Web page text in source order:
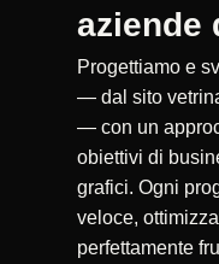
aziende
Progettiamo e
— dal sito
— con un
obiettivi di
grafici. Ogni
veloce,
perfettamente